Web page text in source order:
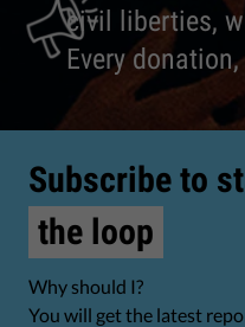
civil liberties,
Every
Subscribe to
the loop
Why should I?
You will get the latest